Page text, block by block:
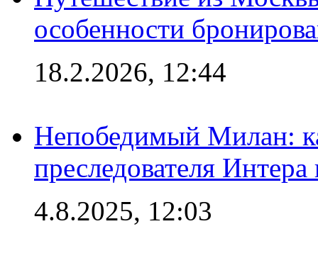
особенности
18.2.2026, 12:44
Непобедимый Милан:
преследователя
4.8.2025, 12:03